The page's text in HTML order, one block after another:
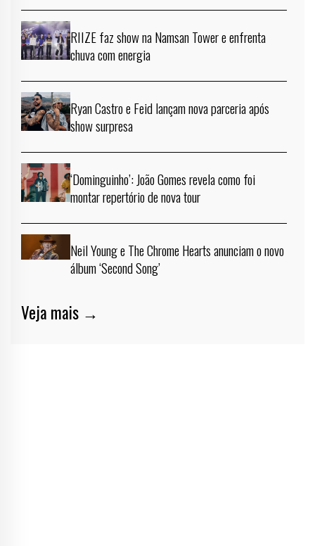
RIIZE faz show na Namsan Tower e enfrenta
chuva com energia
Ryan Castro e Feid lançam nova parceria após
show surpresa
‘Dominguinho’: João Gomes revela como foi
montar repertório de nova tour
Neil Young e The Chrome Hearts anunciam o novo
álbum ‘Second Song’
Veja mais →